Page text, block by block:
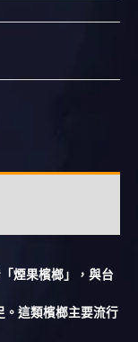
煙果檳榔」，與台
。這類檳榔主要流行